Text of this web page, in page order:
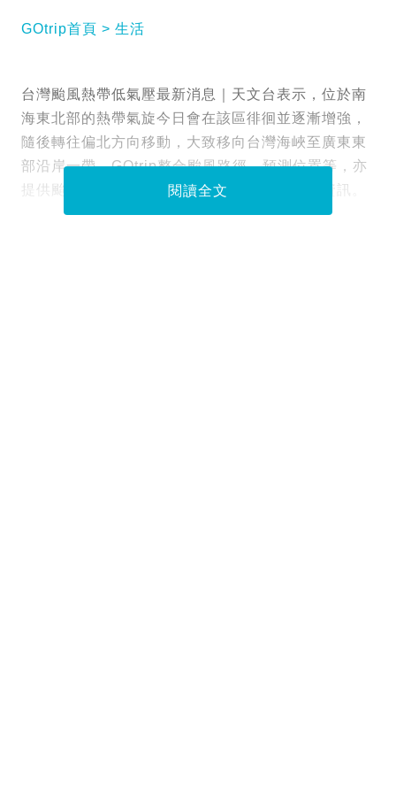
GOtrip首頁 生活
台灣颱風熱帶低氣壓最新消息｜天文台表示，位於南
海東北部的熱帶氣旋今日會在該區徘徊並逐漸增強，
隨後轉往偏北方向移動，大致移向台灣海峽至廣東東
部沿岸一帶。GOtrip整合颱風路徑、預測位置等，亦
提供颱風影響下的受影響航班、旅遊保險賠償資訊。
閱讀全文